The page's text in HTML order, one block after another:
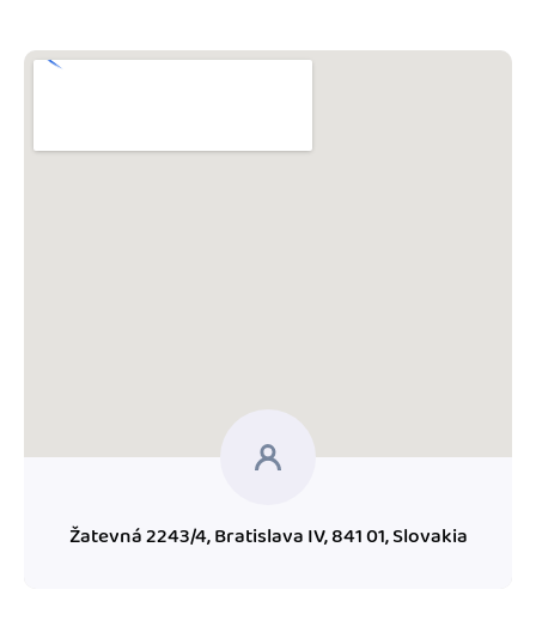
Spýtajte sa nás
Žatevná 2243/4, Bratislava IV, 841 01, Slovakia